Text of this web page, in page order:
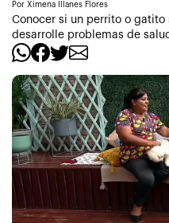
Por Ximena Illanes Flores
Conocer si un perrito o
desarrolle problemas de